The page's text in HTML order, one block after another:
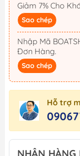
Giảm 7% Cho
Sao chép
Nhập Mã
Đơn Hàng.
Sao chép
Hỗ trợ
NHẬN HÀNG